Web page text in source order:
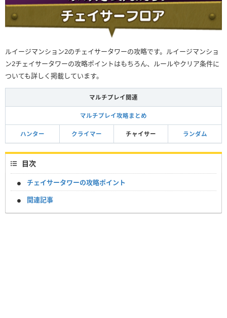
ルイージマンション2のチェイサータワーの攻略です。ルイージマンショ
ン2チェイサータワーの攻略ポイントはもちろん、ルールやクリア条件に
ついても詳しく掲載しています。
マルチプレイ関連
マルチプレイ攻略まとめ
ハンター クライマー チャイサー ランダム
目次
チェイサータワーの攻略ポイント
関連記事